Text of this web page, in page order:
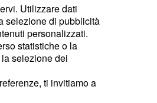
Utilizzare dati
selezione di pubblicità
personalizzati.
statistiche o la
selezione dei
ti invitiamo a